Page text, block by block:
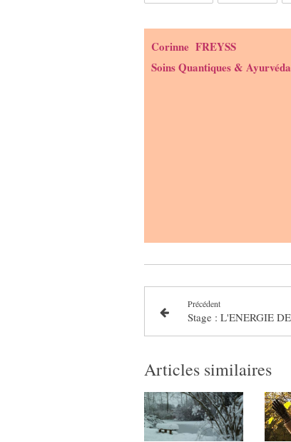
Corinne FREYSS
Soins Quantiques & Ayurvéda
Précédent
Articles similaires